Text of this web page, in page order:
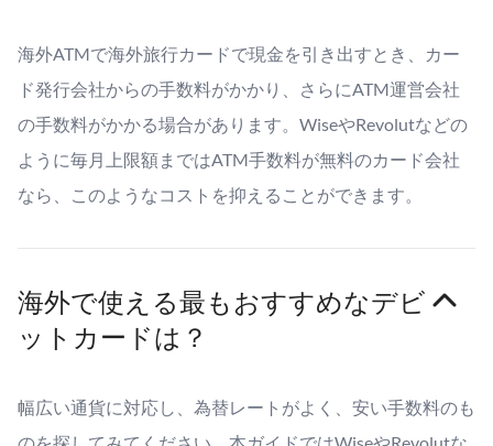
海外ATMで海外旅行カードで現金を引き出すとき、カー
ド発行会社からの手数料がかかり、さらにATM運営会社
の手数料がかかる場合があります。WiseやRevolutなどの
ように毎月上限額まではATM手数料が無料のカード会社
なら、このようなコストを抑えることができます。
海外で使える最もおすすめなデビ
ットカードは？
幅広い通貨に対応し、為替レートがよく、安い手数料のも
のを探してみてください。本ガイドではWiseやRevolutな